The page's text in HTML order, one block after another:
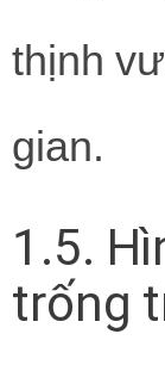
thịnh
gian.
1.5.
trống